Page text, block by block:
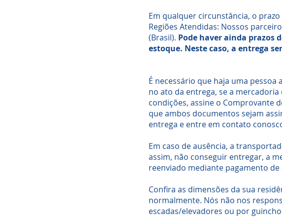
Em qualquer circunstância, o
Regiões Atendidas: Nossos
(Brasil). Pode haver ainda prazos
estoque. Neste caso, a entrega
É necessário que haja uma
no ato da entrega, se a
condições, assine o Comprovante
que ambos documentos sejam
entrega e entre em contato
Em caso de ausência, a
assim, não conseguir entregar, a
reenviado mediante pagamento de
Confira as dimensões da sua
normalmente. Nós não nos
escadas/elevadores ou por